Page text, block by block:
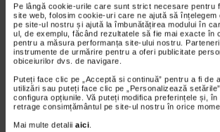
Pe lângă cookie-urile care sunt strict necesare pentru
site web, folosim cookie-uri care ne ajută să înțelegem
pe site-ul nostru și ajută la îmbunătățirea modului în
ul, de exemplu, făcând rezultatele să fie mai exacte în
pentru a măsura performanța site-ului nostru.
instrumente de urmărire pentru a oferi publicitate
obiceiurilor dvs. de navigare.
Puteți face clic pe „Acceptă si continuă” pentru a fi de
utilizări sau puteți face clic pe „Personalizează
configura opțiunile. Vă puteți modifica preferințele și,
retrage consimțământul pe site-ul nostru în orice
Mai multe detalii aici.
Gust amar in gura? Aflati
l-ar putea cauza
Igiena dentara
Multi oameni au un gust
ce mananca alimente
insa acest lucru poate fi
toate acestea, poate fi
acest gust amar in gura dureaza mult…